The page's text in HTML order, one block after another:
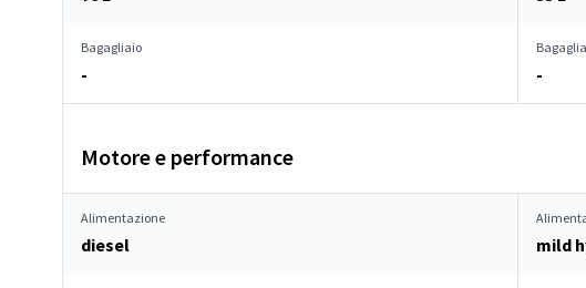
Bagagliaio
- -
Motore e performance
Alimentazione
diesel mild